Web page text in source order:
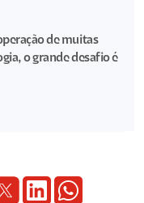
de muitas
o grande desafio é